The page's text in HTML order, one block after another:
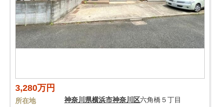
3,280万円
所在地 神奈川県横浜市神奈川区六角橋５丁目